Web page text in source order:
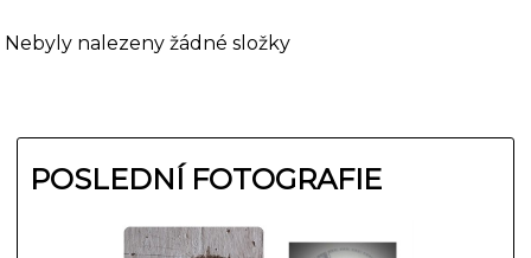
Nebyly nalezeny žádné složky
POSLEDNÍ FOTOGRAFIE